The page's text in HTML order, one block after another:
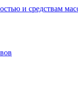
и средствам